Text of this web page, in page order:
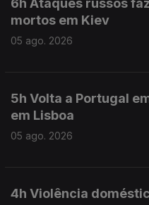
6h Ataques russos
mortos em Kiev
05 ago. 2026
5h Volta a Portugal
em Lisboa
05 ago. 2026
4h Violência